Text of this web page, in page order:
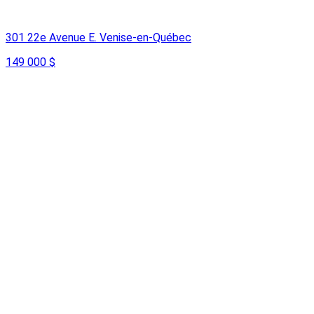
301 22e Avenue E. Venise-en-Québec
149 000 $